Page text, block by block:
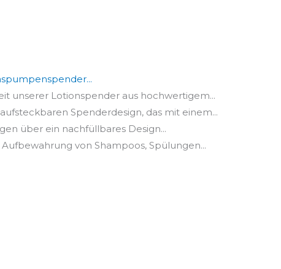
unserer Lotionspender aus hochwertigem...
Spenderdesign, das mit einem...
über ein nachfüllbares Design...
von Shampoos, Spülungen...